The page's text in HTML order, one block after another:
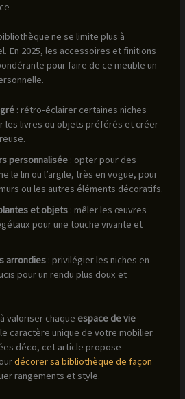
ne se limite plus à
En 2025, les accessoires et finitions
pour faire de ce meuble un
: rétro-éclairer certaines niches
les livres ou objets préférés et créer
personnalisée: opter pour des
le lin ou l’argile, très en vogue, pour
ou les autres éléments décoratifs.
et objets: mêler les œuvres
pour une touche vivante et
arrondies: privilégier les niches en
pour un rendu plus doux et
valoriser chaque espace de vie
caractère unique de votre mobilier.
déco, cet article propose
décorer sa bibliothèque de façon
rangements et style.